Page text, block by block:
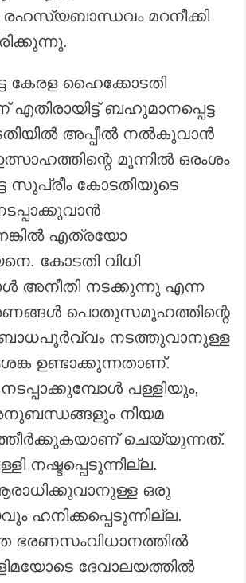
മറനീക്കി
കേരള ഹൈക്കോടതി
എതിരായിട്ട് ബഹുമാനപ്പെട്ട
അപ്പീൽ നൽകുവാൻ
മൂന്നിൽ ഒരംശം
സുപ്രീം കോടതിയുടെ
എത്രയോ
കോടതി വിധി
അനീതി നടക്കുന്നു എന്ന
പൊതുസമൂഹത്തിന്റെ
നടത്തുവാനുള്ള
ഉണ്ടാക്കുന്നതാണ്.
പള്ളിയും,
നിയമ
ചെയ്യുന്നത്.
നഷ്ടപ്പെടുന്നില്ല.
ഒരു
ഹനിക്കപ്പെടുന്നില്ല.
ഭരണസംവിധാനത്തിൽ
ദേവാലയത്തിൽ